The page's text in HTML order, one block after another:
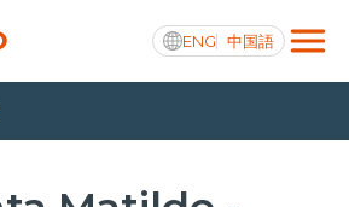
ENG 中国語